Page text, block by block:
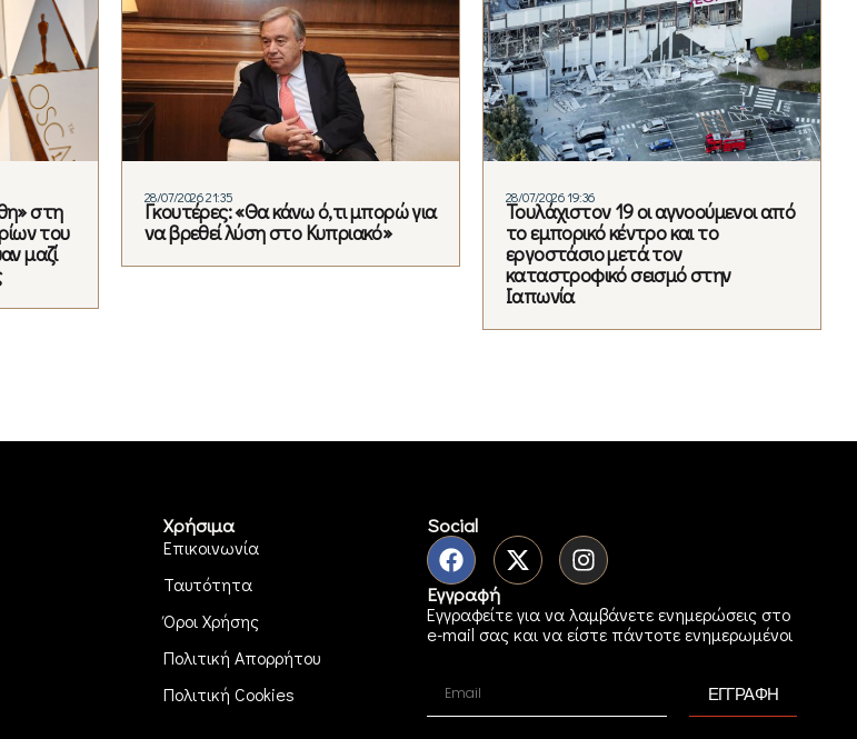
στη
του
μαζί
28/07/2026 21:35
Γκουτέρες: «Θα κάνω ό,τι μπορώ για
να βρεθεί λύση στο Κυπριακό»
28/07/2026 19:36
Τουλάχιστον 19 οι αγνοούμενοι από
το εμπορικό κέντρο και το
εργοστάσιο μετά τον
καταστροφικό σεισμό στην
Ιαπωνία
Χρήσιμα
Επικοινωνία
Ταυτότητα
Όροι Χρήσης
Πολιτική Απορρήτου
Πολιτική Cookies
Social
Εγγραφή
Εγγραφείτε για να λαμβάνετε ενημερώσεις στο
e-mail σας και να είστε πάντοτε ενημερωμένοι
ΕΓΓΡΑΦΗ